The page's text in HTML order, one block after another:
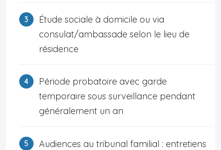
Étude sociale à domicile ou via
consulat/ambassade selon le lieu de
résidence
Période probatoire avec garde
temporaire sous surveillance pendant
généralement un an
Audiences au tribunal familial : entretiens